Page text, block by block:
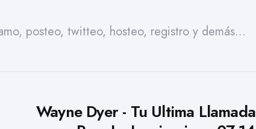
posteo, twitteo, hosteo, registro y demás...
Wayne Dyer - Tu Ultima Llamada